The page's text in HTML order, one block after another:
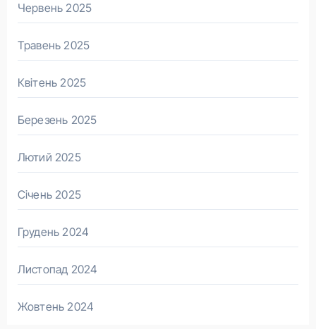
Червень 2025
Травень 2025
Квітень 2025
Березень 2025
Лютий 2025
Січень 2025
Грудень 2024
Листопад 2024
Жовтень 2024